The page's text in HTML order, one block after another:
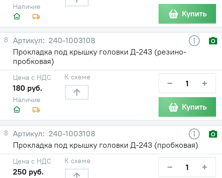
Наличие
Купить
8
240-1003108
Прокладка под крышку головки Д-243 (резино-
пробковая)
Наличие
Цена с НДС
180 руб.
К схеме − +
Купить
8
240-1003108
Прокладка под крышку головки Д-243 (пробковая)
Цена с НДС
250 руб.
К схеме − +